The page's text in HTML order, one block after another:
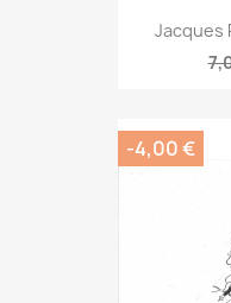
Jacques
-4,00 €